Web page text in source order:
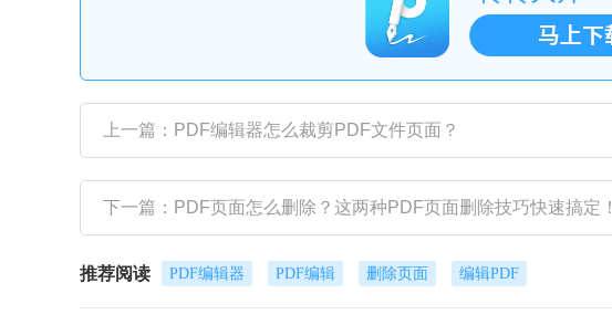
上一篇：PDF编辑器怎么裁剪PDF文件页面？
下一篇：PDF页面怎么删除？这两种PDF页面删除技巧快速搞定！
推荐阅读 PDF编辑器 PDF编辑 删除页面 编辑PDF